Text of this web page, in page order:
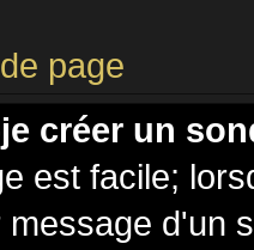
page
créer un
est facile;
message d'un